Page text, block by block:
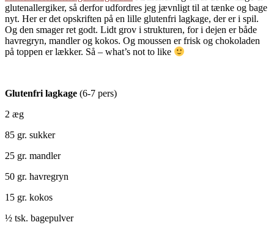
glutenallergiker, så derfor udfordres jeg jævnligt til at tænke og bage
nyt. Her er det opskriften på en lille glutenfri lagkage, der er i spil.
Og den smager ret godt. Lidt grov i strukturen, for i dejen er både
havregryn, mandler og kokos. Og moussen er frisk og chokoladen
på toppen er lækker. Så – what’s not to like
Glutenfri lagkage (6-7 pers)
2 æg
85 gr. sukker
25 gr. mandler
50 gr. havregryn
15 gr. kokos
½ tsk. bagepulver